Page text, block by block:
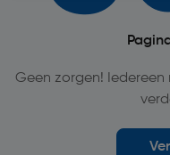
Geen zorgen! Iedereen